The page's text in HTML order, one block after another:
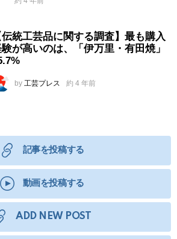
伝統工芸品に関する調査】最も購入
が高いのは、「伊万里・有田焼」
by 工芸プレス 約 4 年前
記事を投稿する
動画を投稿する
ADD NEW POST